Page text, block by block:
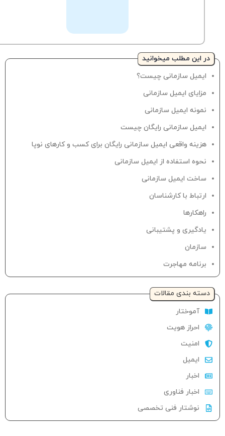
در این مطلب میخوانید
ایمیل سازمانی چیست؟
مزایای ایمیل سازمانی
نمونه ایمیل سازمانی
ایمیل سازمانی رایگان چیست
هزینه واقعی ایمیل سازمانی رایگان برای کسب و کارهای نوپا
نحوه استفاده از ایمیل سازمانی
ساخت ایمیل سازمانی
ارتباط با کارشناسان
راهکارها
یادگیری و پشتیبانی
سازمان
برنامه مهاجرت
دسته‌ بندی مقالات
آموختار
احراز هویت
امنیت
ایمیل
اخبار
اخبار فناوری
نوشتار فنی تخصصی